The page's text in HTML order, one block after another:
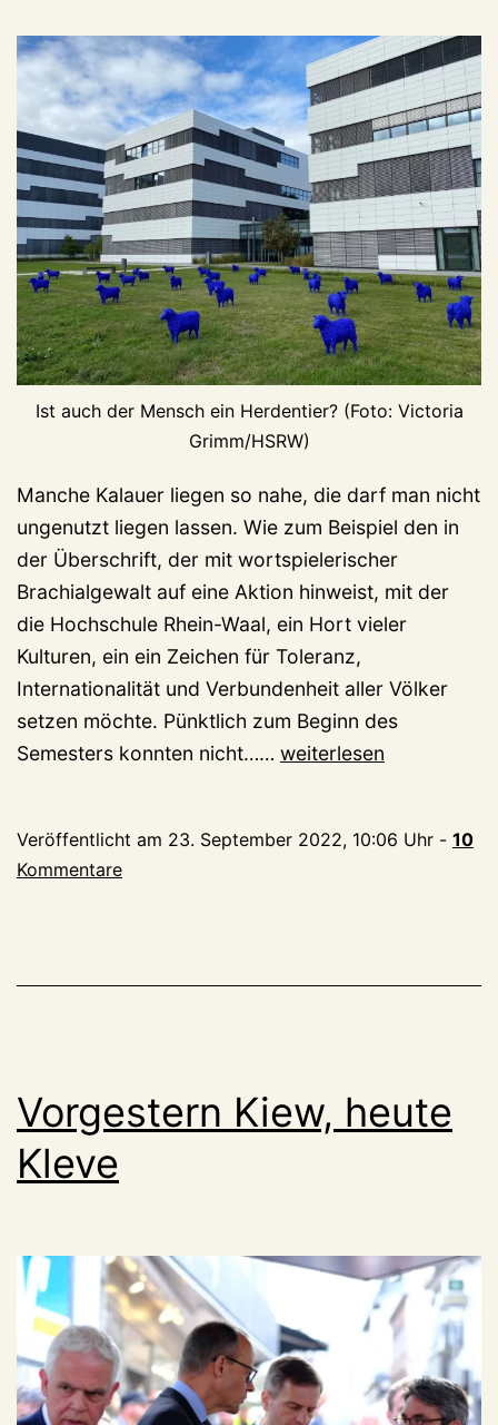
Ist auch der Mensch ein Herdentier? (Foto: Victoria
Grimm/HSRW)
Manche Kalauer liegen so nahe, die darf man nicht
ungenutzt liegen lassen. Wie zum Beispiel den in
der Überschrift, der mit wortspielerischer
Brachialgewalt auf eine Aktion hinweist, mit der
die Hochschule Rhein-Waal, ein Hort vieler
Kulturen, ein ein Zeichen für Toleranz,
Internationalität und Verbundenheit aller Völker
setzen möchte. Pünktlich zum Beginn des
Semesters konnten nicht…… Hochschule
Ort
weiterlesen
Veröffentlicht am 23. September 2022, 10:06 Uhr - 10
Kommentare
Vorgestern Kiew, heute
Kleve